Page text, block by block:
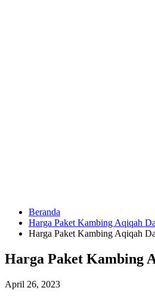
Beranda
Harga Paket Kambing Aqiqah
Harga Paket Kambing Aqiqah
Harga Paket Kambing
April 26, 2023